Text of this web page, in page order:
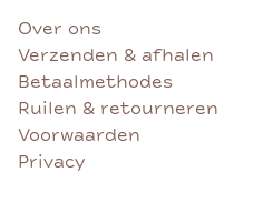
Over ons
Verzenden & afhalen
Betaalmethodes
Ruilen & retourneren
Voorwaarden
Privacy